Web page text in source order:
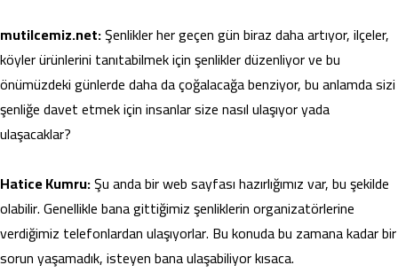
mutilcemiz.net:Şenlikler her geçen gün biraz daha artıyor, ilçeler,
köyler ürünlerini tanıtabilmek için şenlikler düzenliyor ve bu
önümüzdeki günlerde daha da çoğalacağa benziyor, bu anlamda sizi
şenliğe davet etmek için insanlar size nasıl ulaşıyor yada
ulaşacaklar?
Hatice Kumru:Şu anda bir web sayfası hazırlığımız var, bu şekilde
olabilir. Genellikle bana gittiğimiz şenliklerin organizatörlerine
verdiğimiz telefonlardan ulaşıyorlar. Bu konuda bu zamana kadar bir
sorun yaşamadık, isteyen bana ulaşabiliyor kısaca.